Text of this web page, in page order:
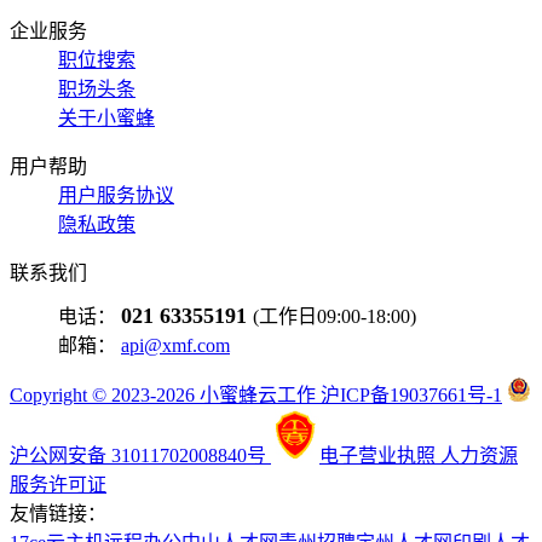
企业服务
职位搜索
职场头条
关于小蜜蜂
用户帮助
用户服务协议
隐私政策
联系我们
电话： 021 63355191 (工作日09:00-18:00)
邮箱： api@xmf.com
Copyright © 2023-2026 小蜜蜂云工作 沪ICP备19037661号-1
沪公网安备 31011702008840号 电子营业执照 人力资源
服务许可证
友情链接：